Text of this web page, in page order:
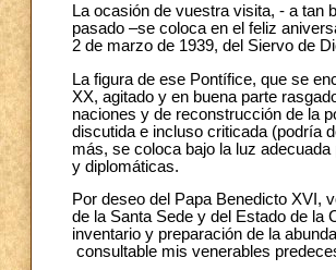
La ocasión de vuestra visita, - a tan
pasado –se coloca en el feliz
2 de marzo de 1939, del Siervo de
La figura de ese Pontífice, que se
XX, agitado y en buena parte
naciones y de reconstrucción de la
discutida e incluso criticada (podría
más, se coloca bajo la luz
y diplomáticas.
Por deseo del Papa Benedicto XVI,
de la Santa Sede y del Estado de la
inventario y preparación de la
consultable mis venerables